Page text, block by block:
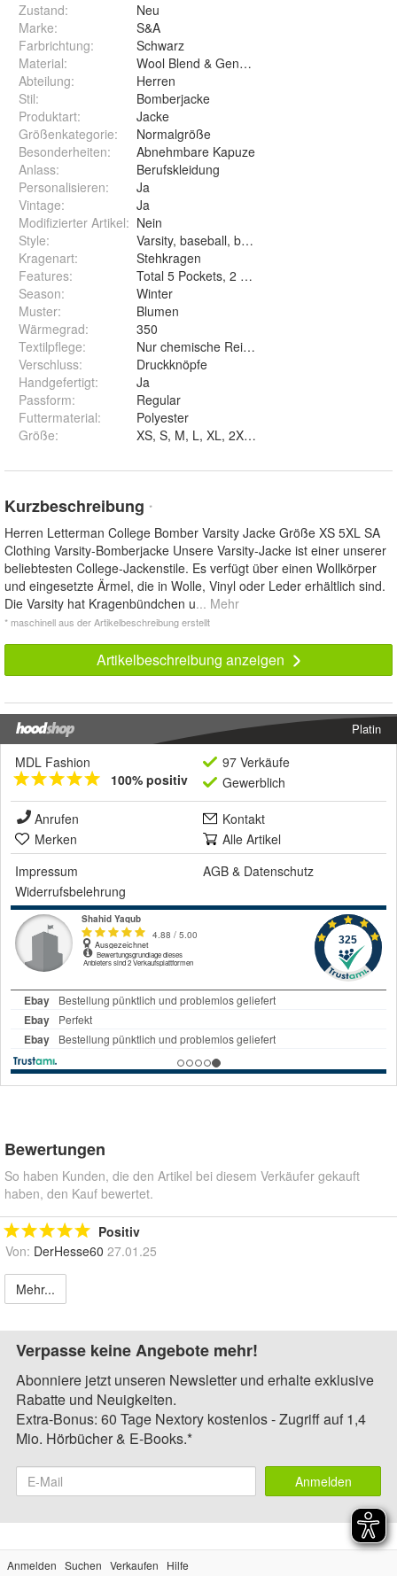
Zustand:
Neu
Marke:
S&A
Farbrichtung:
Schwarz
Material:
Wool Blend & Genuine Leather
Abteilung:
Herren
Stil:
Bomberjacke
Produktart:
Jacke
Größenkategorie:
Normalgröße
Besonderheiten:
Abnehmbare Kapuze
Anlass:
Berufskleidung
Personalisieren:
Ja
Vintage:
Ja
Modifizierter Artikel: Nein
Style:
Varsity, baseball, bomber
Kragenart:
Stehkragen
Features:
Total 5 Pockets, 2 Outside, 2 Inside, 1 Mobile
Season:
Winter
Muster:
Blumen
Wärmegrad:
350
Textilpflege:
Nur chemische Reinigung
Verschluss:
Druckknöpfe
Handgefertigt:
Ja
Passform:
Regular
Futtermaterial:
Polyester
Größe:
Kurzbeschreibung *
Herren Letterman College Bomber Varsity Jacke Größe XS 5XL SA
Clothing Varsity-Bomberjacke Unsere Varsity-Jacke ist einer unserer
beliebtesten College-Jackenstile. Es verfügt über einen Wollkörper
und eingesetzte Ärmel, die in Wolle, Vinyl oder Leder erhältlich sind.
Die Varsity hat Kragenbündchen u... Mehr
* maschinell aus der Artikelbeschreibung erstellt
Artikelbeschreibung anzeigen
Platin
MDL Fashion
100% positiv
97 Verkäufe
Gewerblich
Anrufen
Kontakt
Merken
Alle Artikel
Impressum
AGB & Datenschutz
Widerrufsbelehrung
Bewertungen
So haben Kunden, die den Artikel bei diesem Verkäufer gekauft
haben, den Kauf bewertet.
Positiv
Von: DerHesse60 27.01.25
Mehr...
Verpasse keine Angebote mehr!
Abonniere jetzt unseren Newsletter und erhalte exklusive
Rabatte und Neuigkeiten.
Extra-Bonus: 60 Tage Nextory kostenlos - Zugriff auf 1,4
Mio. Hörbücher & E-Books.*
Anmelden
Anmelden Suchen Verkaufen
Hilfe